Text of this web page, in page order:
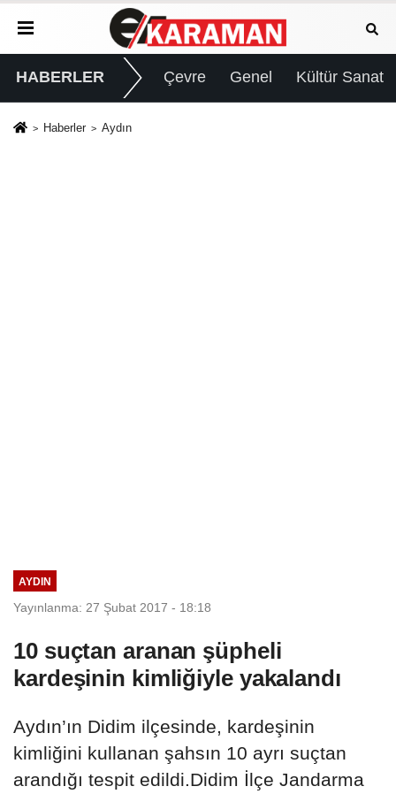
HABERLER Çevre Genel Kültür Sanat
Haberler Aydın
AYDIN
Yayınlanma: 27 Şubat 2017 - 18:18
10 suçtan aranan şüpheli
kardeşinin kimliğiyle yakalandı
Aydın’ın Didim ilçesinde, kardeşinin
kimliğini kullanan şahsın 10 ayrı suçtan
arandığı tespit edildi.Didim İlçe Jandarma